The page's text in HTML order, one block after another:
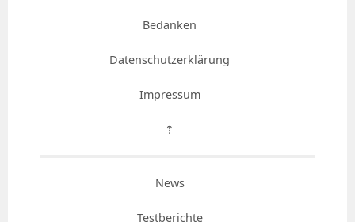
Bedanken
Datenschutzerklärung
Impressum
⇡
News
Testberichte